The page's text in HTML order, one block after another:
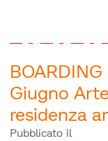
Giugno
residenza
Pubblicato il